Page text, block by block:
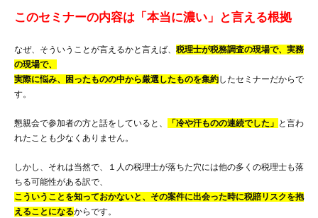
このセミナーの内容は「本当に濃い」と言える根拠
なぜ、そういうことが言えるかと言えば、 税理士が税務調査の現場で、実務
の現場で、
実際に悩み、困ったものの中から厳選したものを集約したセミナーだからで
す。
懇親会で参加者の方と話をしていると、 「冷や汗ものの連続でした」 と言わ
れたことも少なくありません。
しかし、それは当然で、１人の税理士が落ちた穴には他の多くの税理士も落
ちる可能性がある訳で、
こういうことを知っておかないと、その案件に出会った時に税賠リスクを抱
えることになるからです。